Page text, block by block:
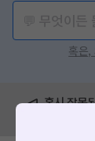
혹은,
혹시 잘못